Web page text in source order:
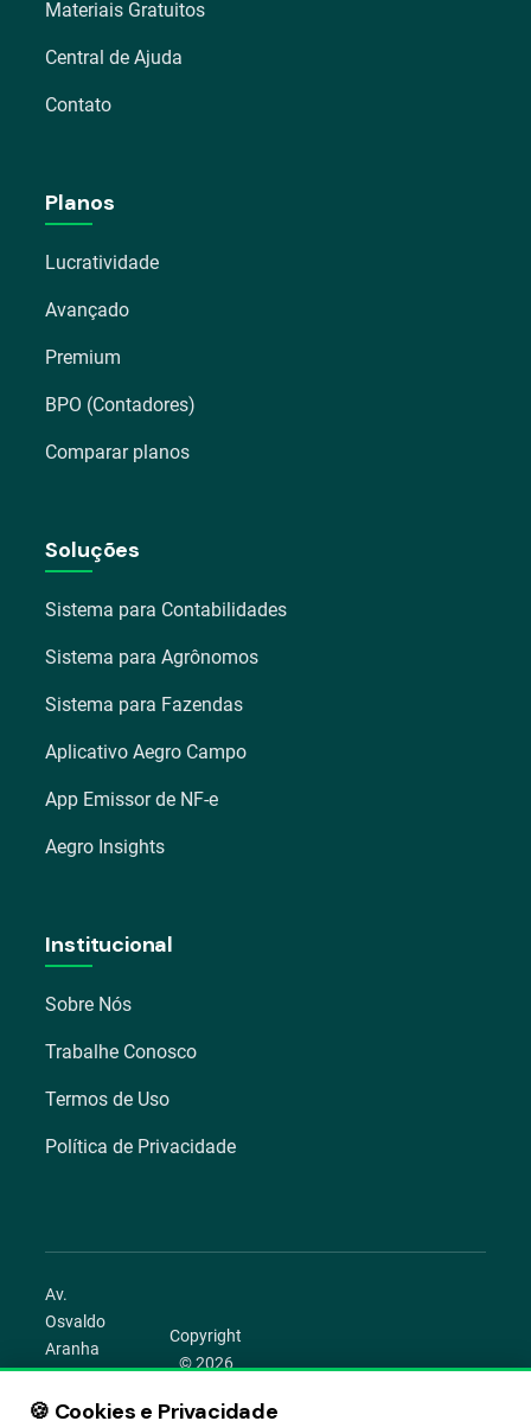
Materiais Gratuitos
Central de Ajuda
Contato
Planos
Lucratividade
Avançado
Premium
BPO (Contadores)
Comparar planos
Soluções
Sistema para Contabilidades
Sistema para Agrônomos
Sistema para Fazendas
Aplicativo Aegro Campo
App Emissor de NF-e
Aegro Insights
Institucional
Sobre Nós
Trabalhe Conosco
Termos de Uso
Política de Privacidade
Av.
Osvaldo
Aranha
1022 –
Bom
Copyright
© 2026
Todos os
🍪 Cookies e Privacidade